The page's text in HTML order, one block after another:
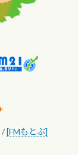
/[FMもとぶ]